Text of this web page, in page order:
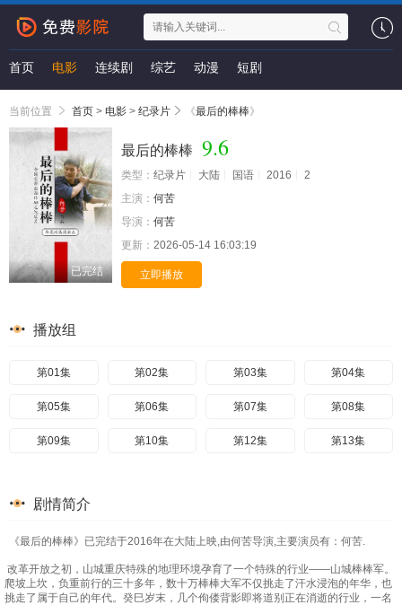
首页 电影 连续剧 综艺 动漫 短剧
当前位置 首页 > 电影 > 纪录片 《最后的棒棒》
已完结
最后的棒棒 9.6
类型： 纪录片 大陆 国语 2016
2
主演： 何苦
导演： 何苦
更新： 2026-05-14 16:03:19
立即播放
播放组
第01集 第02集 第03集 第04集
第05集 第06集 第07集 第08集
第09集 第10集 第12集 第13集
剧情简介
《最后的棒棒》已完结于2016年在大陆上映,由何苦导演,主要演员有：何苦.
改革开放之初，山城重庆特殊的地理环境孕育了一个特殊的行业——山城棒棒军。
爬坡上坎，负重前行的三十多年，数十万棒棒大军不仅挑走了汗水浸泡的年华，也
挑走了属于自己的年代。癸巳岁末，几个佝偻背影即将道别正在消逝的行业，一名